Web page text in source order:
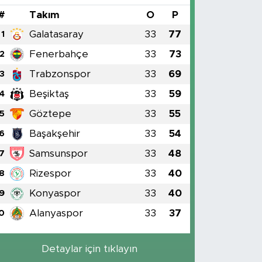
Takım O P
1 Galatasaray 33 77
2 Fenerbahçe 33 73
3 Trabzonspor 33 69
Beşiktaş 33 59
5 Göztepe 33 55
Başakşehir 33 54
Samsunspor 33 48
Rizespor 33 40
Konyaspor 33 40
Alanyaspor 33 37
Detaylar için tıklayın